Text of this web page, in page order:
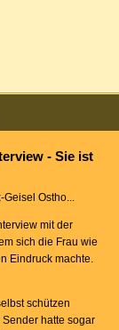
- Sie ist
Geisel Ostho...
mit der
sich die Frau wie
Eindruck machte.
schützen
hatte sogar